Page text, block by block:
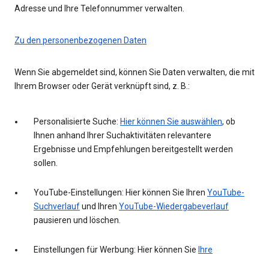
Adresse und Ihre Telefonnummer verwalten.
Zu den personenbezogenen Daten
Wenn Sie abgemeldet sind, können Sie Daten verwalten, die mit
Ihrem Browser oder Gerät verknüpft sind, z. B.:
Personalisierte Suche: Hier können Sie auswählen, ob
Ihnen anhand Ihrer Suchaktivitäten relevantere
Ergebnisse und Empfehlungen bereitgestellt werden
sollen.
YouTube-Einstellungen: Hier können Sie Ihren YouTube-
Suchverlaufund Ihren YouTube-Wiedergabeverlauf
pausieren und löschen.
Einstellungen für Werbung: Hier können Sie Ihre